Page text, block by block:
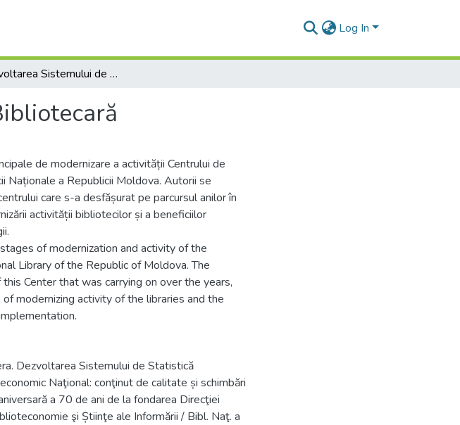
Log In
Dezvoltarea Sistemului de Statistică Bibliotecară
de modernizare a activității Centrului de
Naționale a Republicii Moldova. Autorii se
care s-a desfășurat pe parcursul anilor în
activității bibliotecilor și a beneficiilor
of modernization and activity of the
Library of the Republic of Moldova. The
Center that was carrying on over the years,
modernizing activity of the libraries and the
Dezvoltarea Sistemului de Statistică
Naţional: conţinut de calitate și schimbări
a 70 de ani de la fondarea Direcţiei
şi Știinţe ale Informării / Bibl. Naţ. a